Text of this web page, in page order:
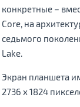
конкретные –
Core, на
седьмого
Lake.
Экран планшета
2736 x 1824